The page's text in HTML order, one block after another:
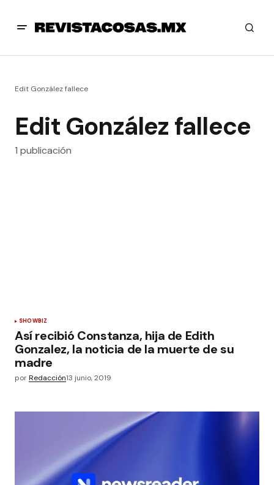
Edit González fallece
Edit González fallece
1 publicación
SHOWBIZ
Así recibió Constanza, hija de Edith
Gonzalez, la noticia de la muerte de su
madre
porRedacción13 junio, 2019